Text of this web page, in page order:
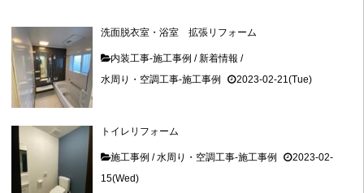
洗面脱衣室・浴室 拡張リフォーム
内装工事-施工事例 /新着情報 /
水周り・空調工事-施工事例
2023-02-21(Tue)
トイレリフォーム
施工事例 /水周り・空調工事-施工事例
2023-02-
15(Wed)